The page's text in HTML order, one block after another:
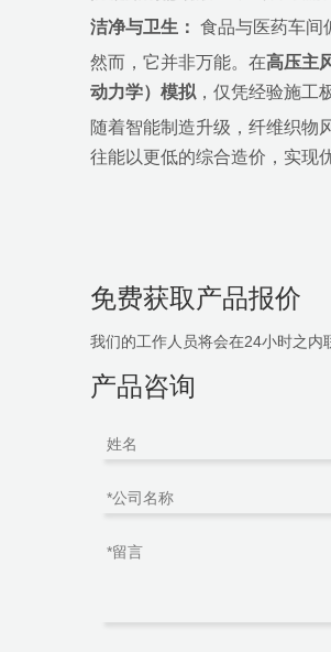
洁净与卫生：
食品与医药车间
然而，它并非万能。在高压主
动力学）模拟 ，仅凭经验施工
随着智能制造升级，纤维织物
往能以更低的综合造价，实现
免费获取产品报价
我们的工作人员将会在24小时之内
产品咨询